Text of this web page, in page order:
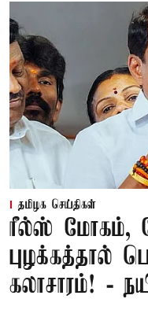
தமிழக செய்திகள்
ரீல்ஸ் மோகம்,
புழக்கத்தால்
கலாசாரம்! -